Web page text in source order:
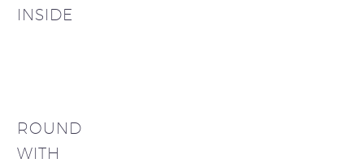
INSIDE
ROUND
WITH